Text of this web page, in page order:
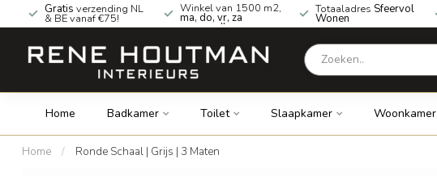
Gratis verzending NL
& BE vanaf €75!
Winkel van 1500 m2,
ma, do, vr, za
geopend!
Totaaladres Sfeervol
Wonen
Home Badkamer Toilet Slaapkamer Woonkamer
Home / Ronde Schaal | Grijs | 3 Maten